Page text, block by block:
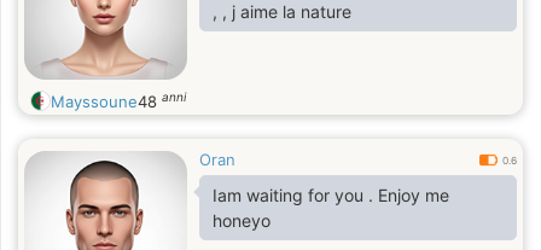
, , j aime la nature
Mayssoune48 anni
Oran 0.6
Iam waiting for you . Enjoy me
honeyo